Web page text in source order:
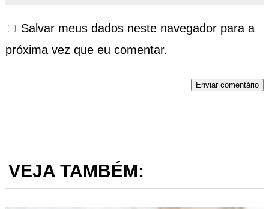
Salvar meus dados neste navegador para a
próxima vez que eu comentar.
Enviar comentário
VEJA TAMBÉM: